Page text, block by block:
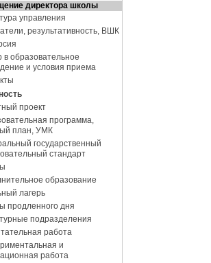
директора школы
управления
результативность, ВШК
в образовательное
и условия приема
проект
программа,
план, УМК
государственный
стандарт
образование
лагерь
продленного дня
подразделения
работа
и
работа